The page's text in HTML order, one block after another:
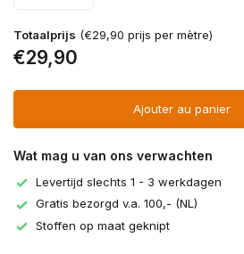
Totaalprijs (€29,90 prijs per mètre)
€29,90
Ajouter au panier
Wat mag u van ons verwachten
Levertijd slechts 1 - 3 werkdagen
Gratis bezorgd v.a. 100,- (NL)
Stoffen op maat geknipt